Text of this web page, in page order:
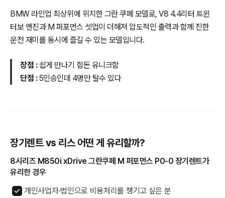
BMW 라인업 최상위에 위치한 그란 쿠페 모델로, V8 4.4리터 트윈
터보 엔진과 M 퍼포먼스 셋업이 더해져 압도적인 출력과 함께 진한
운전 재미를 동시에 즐길 수 있는 모델입니다.
장점 :쉽게 만나기 힘든 유니크함
단점 :5인승인데 4명만 탈수 있다
장기렌트 vs 리스 어떤 게 유리할까?
8시리즈 M850i xDrive 그란쿠페 M 퍼포먼스 P0-0 장기렌트가
유리한 경우
개인사업자·법인으로 비용처리를 챙기고 싶은 분